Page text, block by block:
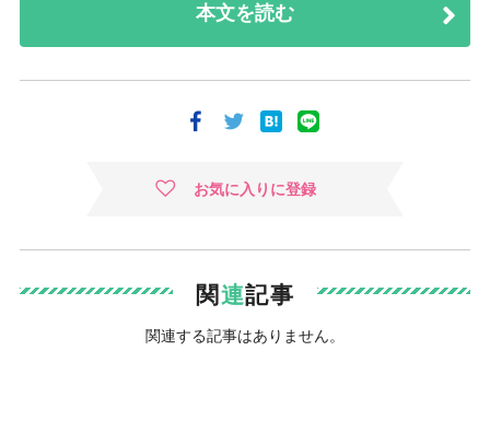
本文を読む
お気に入りに登録
関連記事
関連する記事はありません。